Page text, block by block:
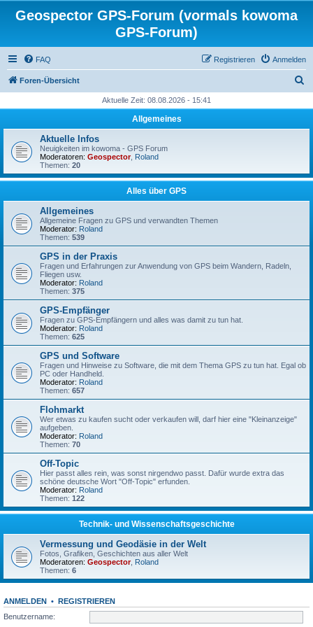
Geospector GPS-Forum (vormals kowoma
GPS-Forum)
FAQ Anmelden
Registrieren
Foren-Übersicht
h
Aktuelle Zeit: 08.08.2026 - 15:41
Allgemeines
Aktuelle Infos
Neuigkeiten im kowoma - GPS Forum
Moderatoren: Geospector, Roland
Themen: 20
Alles über GPS
Allgemeines
Allgemeine Fragen zu GPS und verwandten Themen
Moderator: Roland
Themen: 539
GPS in der Praxis
Fragen und Erfahrungen zur Anwendung von GPS beim Wandern, Radeln,
Fliegen usw.
Moderator: Roland
Themen: 375
GPS-Empfänger
Fragen zu GPS-Empfängern und alles was damit zu tun hat.
Moderator: Roland
Themen: 625
GPS und Software
Fragen und Hinweise zu Software, die mit dem Thema GPS zu tun hat. Egal ob
PC oder Handheld.
Moderator: Roland
Themen: 657
Flohmarkt
Wer etwas zu kaufen sucht oder verkaufen will, darf hier eine "Kleinanzeige"
aufgeben.
Moderator: Roland
Themen: 70
Off-Topic
Hier passt alles rein, was sonst nirgendwo passt. Dafür wurde extra das
schöne deutsche Wort "Off-Topic" erfunden.
Moderator: Roland
Themen: 122
Technik- und Wissenschaftsgeschichte
Vermessung und Geodäsie in der Welt
Fotos, Grafiken, Geschichten aus aller Welt
Moderatoren: Geospector, Roland
Themen: 6
ANMELDEN • REGISTRIEREN
Benutzername: